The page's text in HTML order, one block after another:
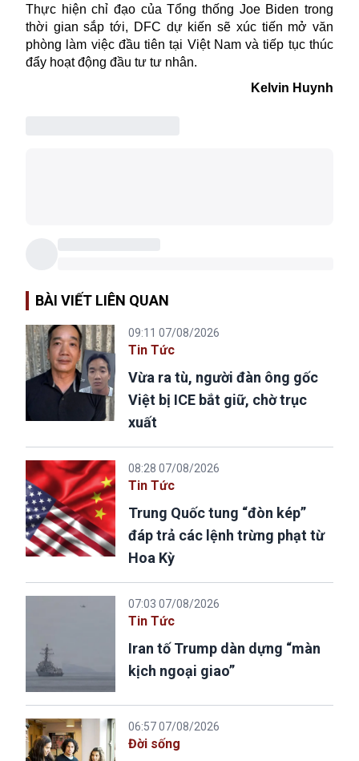
Thực hiện chỉ đạo củaTổng thống Joe Biden trong
thời gian sắp tới, DFC dự kiến sẽ xúc tiến mở văn
phòng làm việc đầu tiên tại Việt Nam và tiếp tục thúc
đẩy hoạt động đầu tư tư nhân.
Kelvin Huynh
BÀI VIẾT LIÊN QUAN
09:11 07/08/2026
Tin Tức
Vừa ra tù, người đàn ông gốc
Việt bị ICE bắt giữ, chờ trục
xuất
08:28 07/08/2026
Tin Tức
Trung Quốc tung “đòn kép”
đáp trả các lệnh trừng phạt từ
Hoa Kỳ
07:03 07/08/2026
Tin Tức
Iran tố Trump dàn dựng “màn
kịch ngoại giao”
06:57 07/08/2026
Đời sống